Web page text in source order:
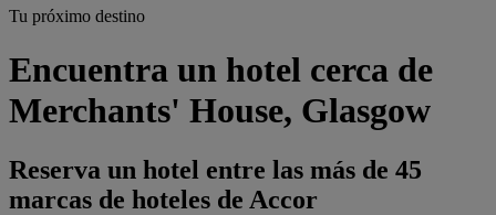
Tu próximo destino
Encuentra un hotel cerca de
Merchants' House, Glasgow
Reserva un hotel entre las más de 45
marcas de hoteles de Accor